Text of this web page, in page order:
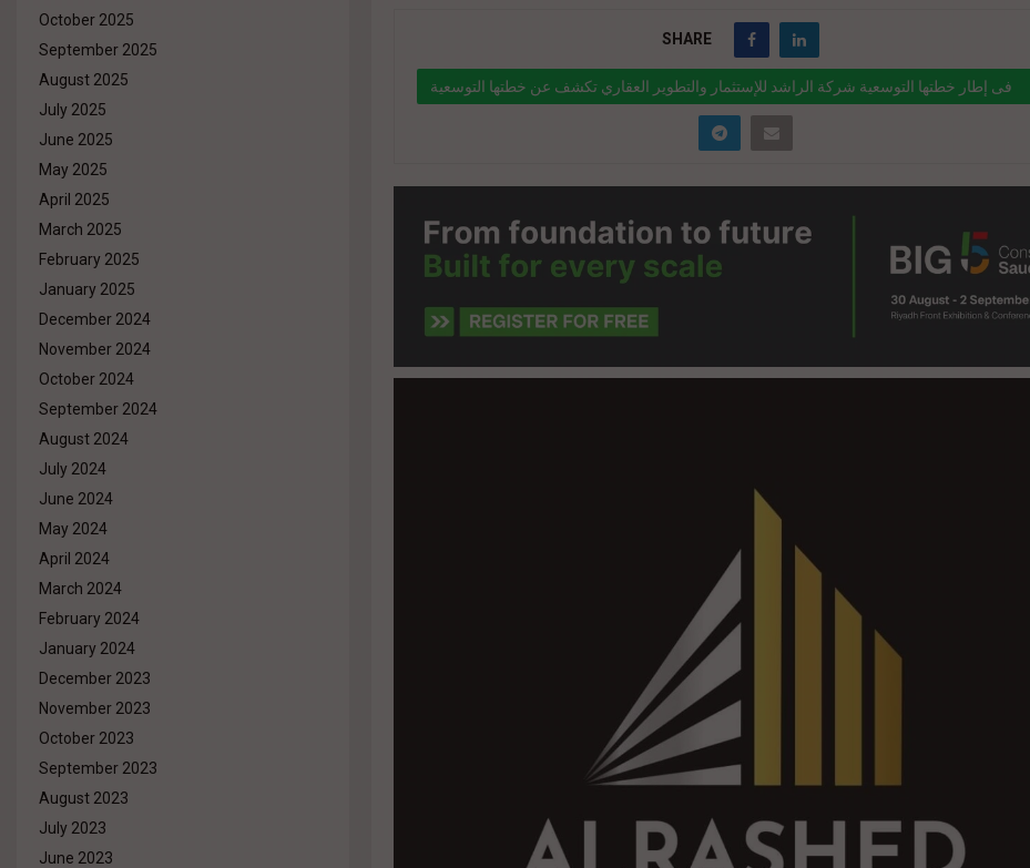
SHARE
فى إطار خطتها التوسعية شركة الراشد للإستثمار والتطوير العقاري تكشف عن خطتها التوسعية
وتستهدف 500 مليون جنيه استثمارات حتى نهاية 2024
%d8%a7%d9%84%d8%aa%d9%88%d8%b3%d8%b9%d9%8a%d8%a9-
%d8%b4%d8%b1%d9%83%d8%a9-%d8%a7%d9%84%d8%b1%d8%a7%d8%b4%d8%af-
%d9%84%d9%84%d8%a5/" href="#">
October 2025
September 2025
August 2025
July 2025
June 2025
May 2025
April 2025
March 2025
February 2025
January 2025
December 2024
November 2024
October 2024
September 2024
August 2024
July 2024
June 2024
May 2024
April 2024
March 2024
February 2024
January 2024
December 2023
November 2023
October 2023
September 2023
August 2023
July 2023
June 2023